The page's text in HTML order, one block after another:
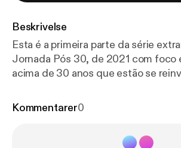
Beskrivelse
Esta é a primeira parte da série
Jornada Pós 30, de 2021 com foco
acima de 30 anos que estão se
trazem muitos insigts e informações
Kommentarer0